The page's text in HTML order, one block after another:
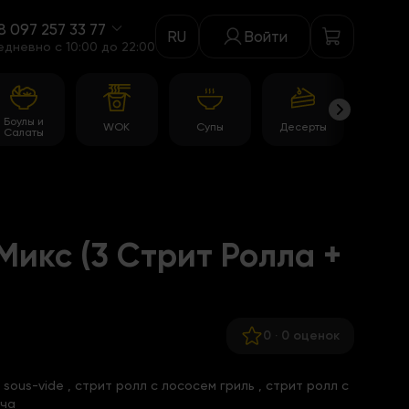
097 257 33 77
c 10:00 до 22:00
RU Войти
Боулы и
Салаты
WOK Супы Десерты
(3 Стрит Ролла +
0 · 0 оценок
sous-vide стрит ролл с лососем гриль
стрит ролл с